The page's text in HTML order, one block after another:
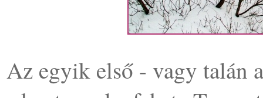
Az egyik első - vagy talán